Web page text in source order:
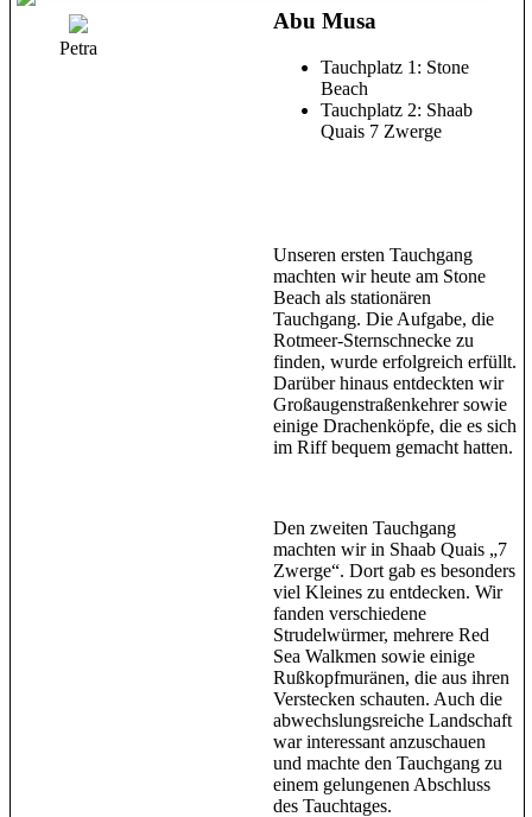
Petra
Abu Musa
Tauchplatz 1: Stone
Beach
Tauchplatz 2: Shaab
Quais 7 Zwerge
Unseren ersten Tauchgang
machten wir heute am Stone
Beach als stationären
Tauchgang. Die Aufgabe, die
Rotmeer-Sternschnecke zu
finden, wurde erfolgreich erfüllt.
Darüber hinaus entdeckten wir
Großaugenstraßenkehrer sowie
einige Drachenköpfe, die es sich
im Riff bequem gemacht hatten.
Den zweiten Tauchgang
machten wir in Shaab Quais „7
Zwerge“. Dort gab es besonders
viel Kleines zu entdecken. Wir
fanden verschiedene
Strudelwürmer, mehrere Red
Sea Walkmen sowie einige
Rußkopfmuränen, die aus ihren
Verstecken schauten. Auch die
abwechslungsreiche Landschaft
war interessant anzuschauen
und machte den Tauchgang zu
einem gelungenen Abschluss
des Tauchtages.